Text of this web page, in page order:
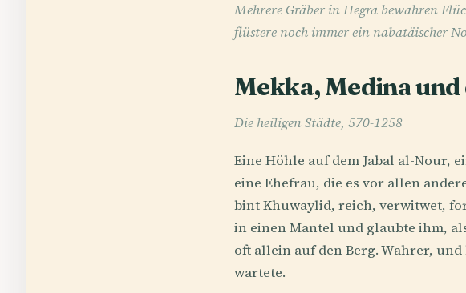
Mehrere Gräber in Hegra bewahren
flüstere noch immer ein nabatäischer
Mekka, Medina
Die heiligen Städte, 570-1258
Eine Höhle auf dem Jabal al-Nour,
eine Ehefrau, die es vor allen
bint Khuwaylid, reich, verwitwet,
in einen Mantel und glaubte ihm,
oft allein auf den Berg. Wahrer,
wartete.